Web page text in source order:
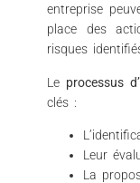
entreprise
place des
risques
Le processus
clés :
Leur
La